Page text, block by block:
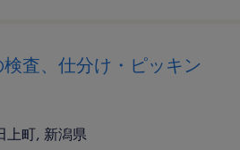
査、仕分け・ピッキン
上町, 新潟県